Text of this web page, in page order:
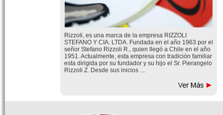
Rizzoli, es una marca de la empresa RIZZOLI
STEFANO Y CIA. LTDA. Fundada en el año 1963 por el
señor Stefano Rizzoli R., quien llegó a Chile en el año
1951. Actualmente, esta empresa con tradición familiar
esta dirigida por su fundador y su hijo el Sr. Pierangelo
Rizzoli Z. Desde sus inicios ....